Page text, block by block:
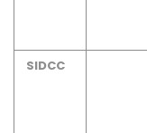
SIDCC